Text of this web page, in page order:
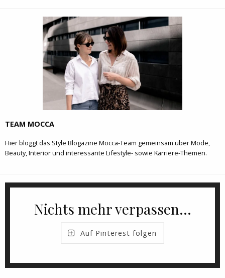
TEAM MOCCA
Hier bloggt das Style Blogazine Mocca-Team gemeinsam über Mode,
Beauty, Interior und interessante Lifestyle- sowie Karriere-Themen.
Nichts mehr verpassen...
Auf Pinterest folgen